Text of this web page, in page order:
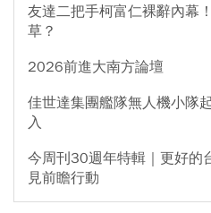
友達二把手柯富仁裸辭內幕
草？
2026前進大南方論壇
佳世達集團艦隊無人機小隊
入
今周刊30週年特輯｜更好的
見前瞻行動